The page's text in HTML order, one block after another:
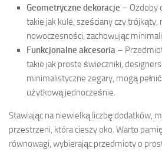
Geometryczne dekoracje – Ozdoby
takie jak kule, sześciany czy trójkąty,
nowoczesności, zachowując
Funkcjonalne akcesoria –
takie jak proste świeczniki,
minimalistyczne zegary, mogą
użytkową jednocześnie.
Stawiając na niewielką liczbę dodatków,
przestrzeni, która cieszy oko. Warto
równowagi, wybierając przedmioty o